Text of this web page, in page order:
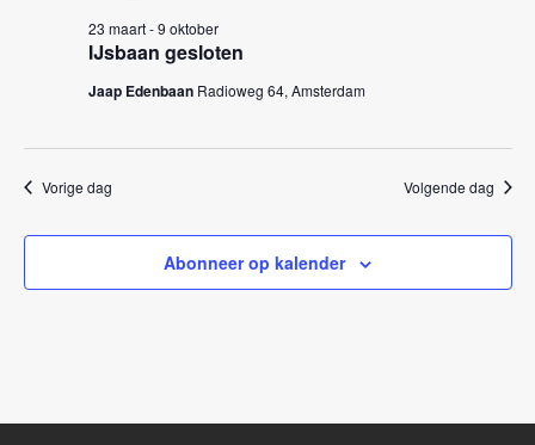
n
w
e
r
a
t
e
IJsbaan gesloten
23 maart-9 oktober
Jaap Edenbaan Radioweg 64, Amsterdam
Vorige dag Volgende dag
Abonneer op kalender